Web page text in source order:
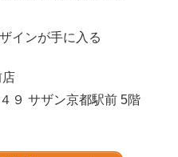
インが手に入る
店
９ サザン京都駅前 5階